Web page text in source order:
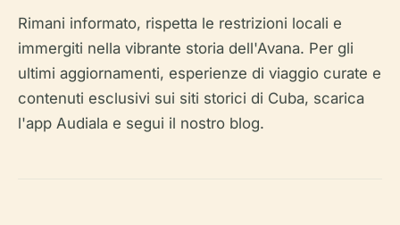
Rimani informato, rispetta le restrizioni locali e
immergiti nella vibrante storia dell'Avana. Per gli
ultimi aggiornamenti, esperienze di viaggio curate e
contenuti esclusivi sui siti storici di Cuba, scarica
l'app Audiala e segui il nostro blog.